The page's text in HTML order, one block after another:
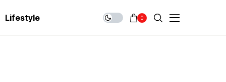
Lifestyle 0